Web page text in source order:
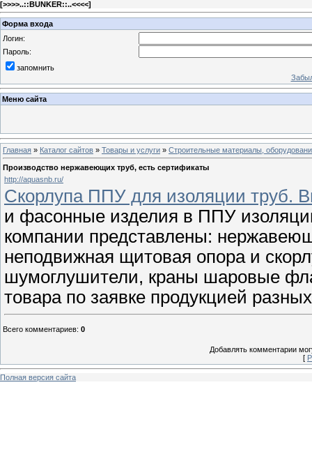
[>>>>..::BUNKER::..<<<<]
Форма входа
Логин:
Пароль:
запомнить
Меню сайта
Главная » Каталог сайтов » Товары и услуги » Строительные материалы,
Производство нержавеющих труб, есть сертификаты
http://aquasnb.ru/
Скорлупа ППУ для изоляции труб.
и фасонные изделия в ППУ
компании представлены:
неподвижная щитовая опора и
шумоглушители, краны шаровые
товара по заявке продукцией
Всего комментариев: 0
Добавлять комментарии
[
Полная версия сайта